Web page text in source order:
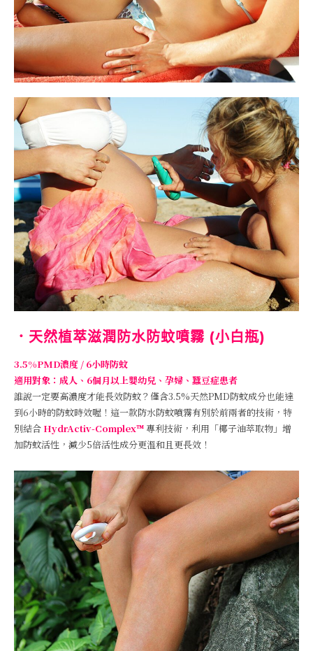
．天然植萃滋潤防水防蚊噴霧 (小白瓶)
3.5%PMD濃度 / 6小時防蚊
適用對象：成人、6個月以上嬰幼兒、孕婦、蠶豆症患者
誰說一定要高濃度才能長效防蚊？僅含3.5%天然PMD防蚊成分也能達
到6小時的防蚊時效喔！這一款防水防蚊噴霧有別於前兩者的技術，特
別結合HydrActiv-Complex™ 專利技術，利用「椰子油萃取物」增
加防蚊活性，減少5倍活性成分更溫和且更長效！